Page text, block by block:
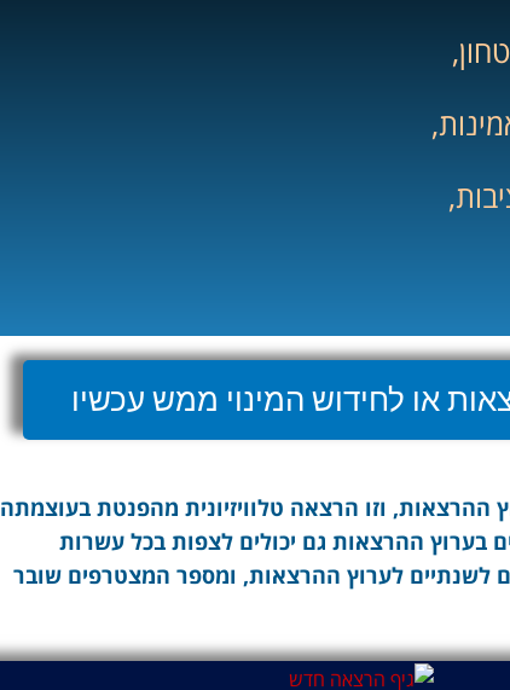
או לחידוש המינוי ממש עכשיו
וזו הרצאה טלוויזיונית מהפנטת בעוצמתה
בערוץ ההרצאות גם יכולים לצפות בכל עשרות
לשנתיים לערוץ ההרצאות, ומספר המצטרפים שובר